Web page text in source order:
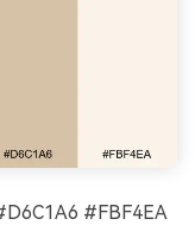
#FBF4EA